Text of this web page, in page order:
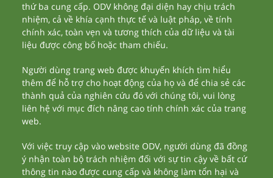
thứ ba cung cấp. ODV không đại diện hay chịu trách
nhiệm, cả về khía cạnh thực tế và luật pháp, về tính
chính xác, toàn vẹn và tương thích của dữ liệu và tài
liệu được công bố hoặc tham chiếu.
Người dùng trang web được khuyến khích tìm hiểu
thêm để hỗ trợ cho hoạt động của họ và để chia sẻ các
thành quả của nghiên cứu đó với chúng tôi, vui lòng
liên hệ với mục đích nâng cao tính chính xác của trang
web.
Với việc truy cập vào website ODV, người dùng đã đồng
ý nhận toàn bộ trách nhiệm đối với sự tin cậy về bất cứ
thông tin nào được cung cấp và không làm tổn hại và